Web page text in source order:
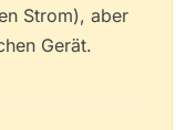
Strom), aber
Gerät.